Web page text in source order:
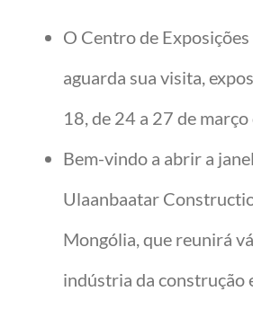
O Centro de
aguarda sua visita,
18, de 24 a 27 de
Bem-vindo a abrir a
Ulaanbaatar
Mongólia, que reunirá
indústria da construção